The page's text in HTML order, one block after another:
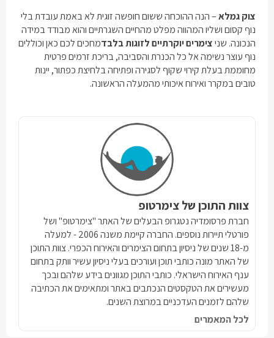
צוק גמלא– הנה ההוכחה ששום חופשה זוגית לא באמת עובדת בלי
נוף קסום ושליו המהווה מפלט מהחיים השגרתיים והוא מבודד במידה
הנכונה. שניצימרים יוקרתיים לזוגות בלבדמחכים לכם כאן וכוללים
נוף עוצר נשימה אל כל הכנרת והסביבה, בריכת זרמים פרטית
מחוממת בעלת קירוי שקוף לסגירה ופתיחה בלחיצת כפתור, יינות
טובים במקרר ואירוח איכותי מהמעלה הראשונה.
צוות התוכן של צימרטופ
חברת פרסומדיה נטגרופ הבעלים של האתר "צימרטופ" ושל
פורטלי תיירות נוספים. החברה קיימת משנה 2006 - למעלה
מ-18 שנים של ניסיון בתחום הצימרים והאירוח הכפרי. צוות התוכן
של האתר מונה כותבי תוכן ועורכים בעלי ניסיון עשיר וותק בתחום
ענף האירוח הישראלי. כותבי התוכן מגוונים בידע שלהם ובכך
מעשירים את הטקסטים הנכתבים באתר ומתאימים את הכתיבה
שלהם לזמנים העדכניים במרוצת השנים.
לכל המאמרים